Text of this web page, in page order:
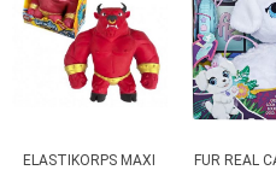
ELASTIKORPS MAXI
FUR REAL